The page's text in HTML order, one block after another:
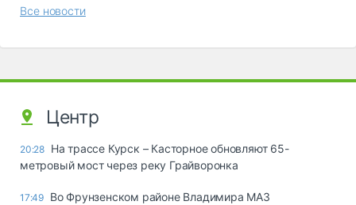
Все новости
Центр
20:28 На трассе Курск – Касторное обновляют 65-
метровый мост через реку Грайворонка
17:49 Во Фрунзенском районе Владимира МАЗ